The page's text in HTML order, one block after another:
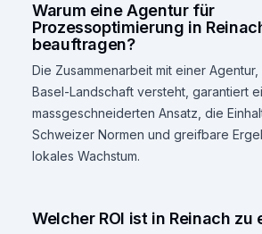
Warum eine Agentur für
Prozessoptimierung in
beauftragen?
Die Zusammenarbeit mit einer
Basel-Landschaft versteht, garantiert
massgeschneiderten Ansatz, die
Schweizer Normen und greifbare
lokales Wachstum.
Welcher ROI ist in Reinach zu